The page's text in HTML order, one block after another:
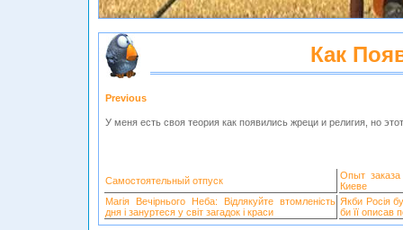
Как
Previous
У меня есть своя теория как появились жреци и религия, но
Самостоятельный отпуск
Опыт
Киеве
Магія Вечірнього Неба: Відлякуйте втомленість
дня і зануртеся у світ загадок і краси
Якби Росія
би її описав